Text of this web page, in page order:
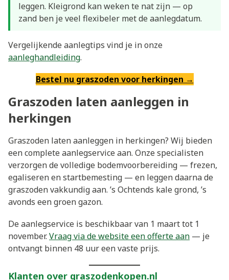
leggen. Kleigrond kan weken te nat zijn — op
zand ben je veel flexibeler met de aanlegdatum.
Vergelijkende aanlegtips vind je in onze
aanleghandleiding.
Bestel nu graszoden voor herkingen →
Graszoden laten aanleggen in
herkingen
Graszoden laten aanleggen in herkingen? Wij bieden
een complete aanlegservice aan. Onze specialisten
verzorgen de volledige bodemvoorbereiding — frezen,
egaliseren en startbemesting — en leggen daarna de
graszoden vakkundig aan. ’s Ochtends kale grond, ’s
avonds een groen gazon.
De aanlegservice is beschikbaar van 1 maart tot 1
november.Vraag via de website een offerte aan — je
ontvangt binnen 48 uur een vaste prijs.
Klanten over graszodenkopen.nl